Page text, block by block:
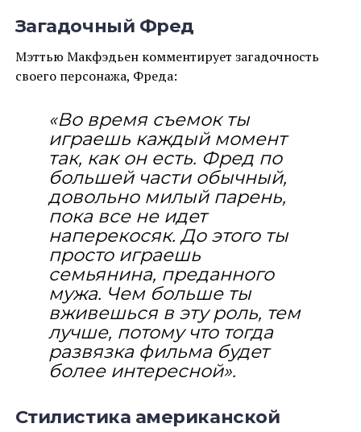
Загадочный Фред
Мэттью Макфэдьен комментирует загадочность
своего персонажа, Фреда:
«Во время съемок ты
играешь каждый момент
так, как он есть. Фред по
большей части обычный,
довольно милый парень,
пока все не идет
наперекосяк. До этого ты
просто играешь
семьянина, преданного
мужа. Чем больше ты
вживешься в эту роль, тем
лучше, потому что тогда
развязка фильма будет
более интересной».
Стилистика американской